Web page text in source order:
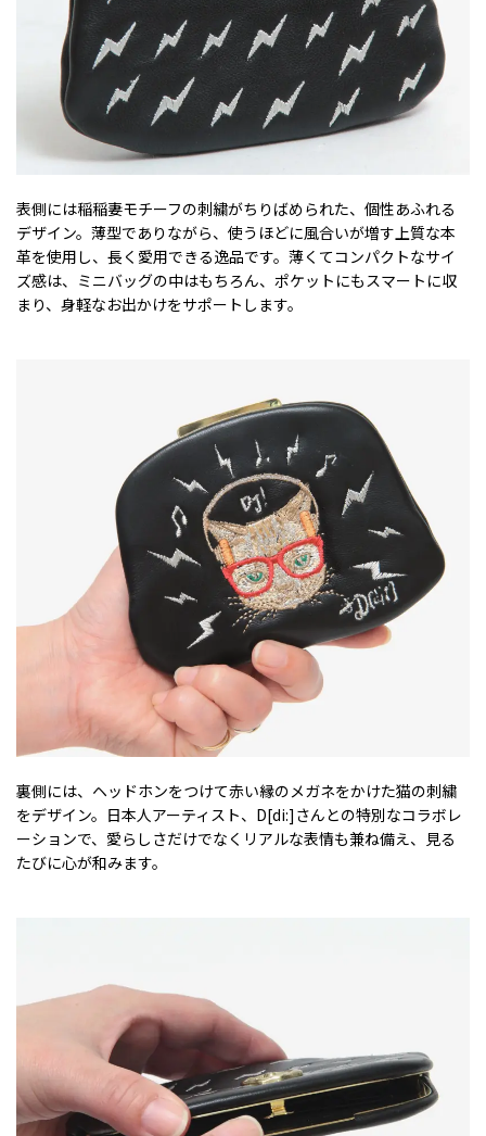
表側には稲稲妻モチーフの刺繍がちりばめられた、個性あふれる
デザイン。薄型でありながら、使うほどに風合いが増す上質な本
革を使用し、長く愛用できる逸品です。薄くてコンパクトなサイ
ズ感は、ミニバッグの中はもちろん、ポケットにもスマートに収
まり、身軽なお出かけをサポートします。
裏側には、ヘッドホンをつけて赤い縁のメガネをかけた猫の刺繍
をデザイン。日本人アーティスト、D[di:]さんとの特別なコラボレ
ーションで、愛らしさだけでなくリアルな表情も兼ね備え、見る
たびに心が和みます。